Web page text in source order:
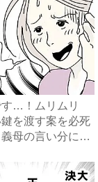
す…！ムリムリ
を渡す案を必死
母の言い分にあ